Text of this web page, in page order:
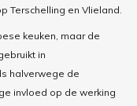
Terschelling en Vlieland.
keuken, maar de
in
halverwege de
invloed op de werking